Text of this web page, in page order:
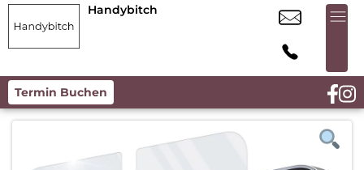
Handybitch
Termin Buchen